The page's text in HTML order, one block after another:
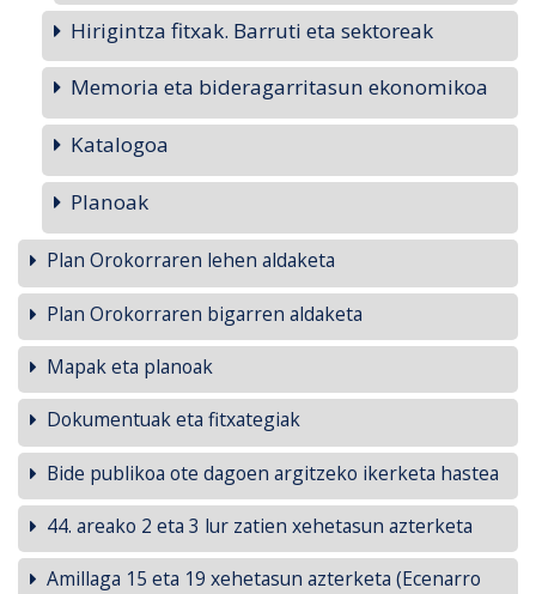
Hirigintza fitxak. Barruti eta sektoreak
Memoria eta bideragarritasun ekonomikoa
Katalogoa
Planoak
Plan Orokorraren lehen aldaketa
Plan Orokorraren bigarren aldaketa
Mapak eta planoak
Dokumentuak eta fitxategiak
Bide publikoa ote dagoen argitzeko ikerketa hastea
44. areako 2 eta 3 lur zatien xehetasun azterketa
Amillaga 15 eta 19 xehetasun azterketa (Ecenarro